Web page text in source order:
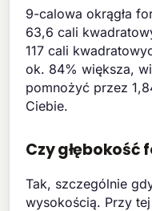
9-calowa okrągła
63,6 cali
117 cali
ok. 84% większa,
pomnożyć przez
Ciebie.
Czy głębokość
Tak, szczególnie
wysokością. Przy